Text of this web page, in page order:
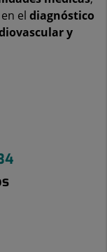
el diagnóstico
y